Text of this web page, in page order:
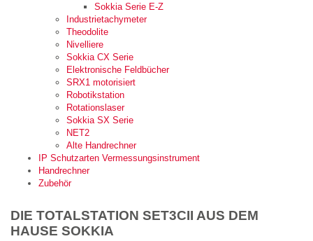
Sokkia Serie E-Z
Industrietachymeter
Theodolite
Nivelliere
Sokkia CX Serie
Elektronische Feldbücher
SRX1 motorisiert
Robotikstation
Rotationslaser
Sokkia SX Serie
NET2
Alte Handrechner
IP Schutzarten Vermessungsinstrument
Handrechner
Zubehör
DIE TOTALSTATION SET3CII AUS DEM
HAUSE SOKKIA